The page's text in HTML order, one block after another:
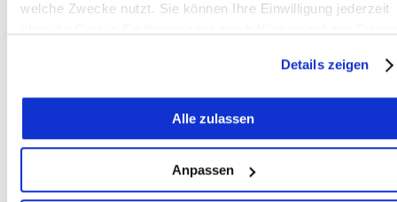
welche Zwecke nutzt. Sie können Ihre Einwilligung jederzeit
Informationen über Ihre geografische Lage erfassen,
welche bis auf einige Meter genau sein können
Merkmalen (Fingerprinting) identifizieren
Details zeigen
Alle zulassen
Anpassen
Mediadaten & Tarife
Kommentarrichtlinien
Bern-Ost